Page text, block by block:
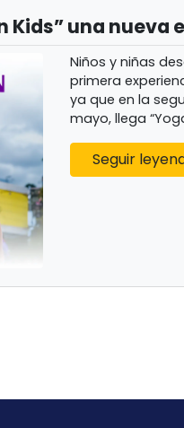
Kids” una
Niños y niñas
primera
ya que en la
mayo, llega
Seguir